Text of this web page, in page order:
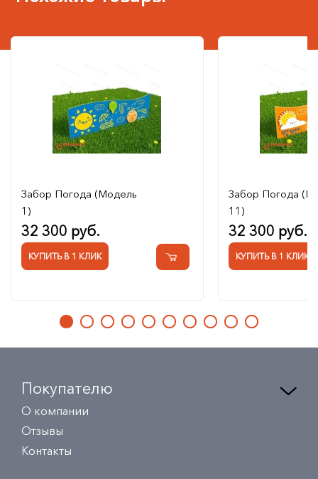
Забор Погода (Модель
1)
32 300 руб.
КУПИТЬ В 1 КЛИК
Забор Погода
11)
32 300 руб.
КУПИТЬ В 1 КЛИК
Покупателю
О компании
Отзывы
Контакты